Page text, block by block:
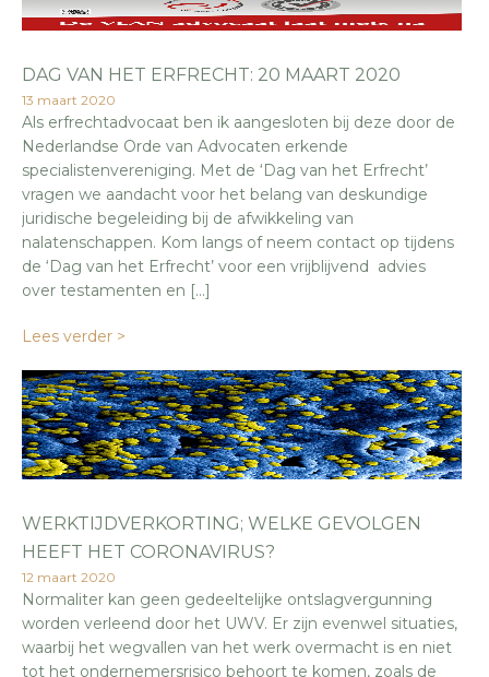
DAG VAN HET ERFRECHT: 20 MAART 2020
13 maart 2020
Als erfrechtadvocaat ben ik aangesloten bij deze door de
Nederlandse Orde van Advocaten erkende
specialistenvereniging. Met de ‘Dag van het Erfrecht’
vragen we aandacht voor het belang van deskundige
juridische begeleiding bij de afwikkeling van
nalatenschappen. Kom langs of neem contact op tijdens
de ‘Dag van het Erfrecht’ voor een vrijblijvend advies
over testamenten en […]
Lees verder >
WERKTIJDVERKORTING; WELKE GEVOLGEN
HEEFT HET CORONAVIRUS?
12 maart 2020
Normaliter kan geen gedeeltelijke ontslagvergunning
worden verleend door het UWV. Er zijn evenwel situaties,
waarbij het wegvallen van het werk overmacht is en niet
tot het ondernemersrisico behoort te komen, zoals de